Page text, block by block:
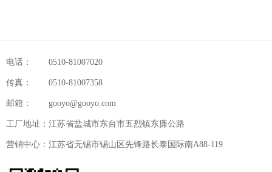
电话： 0510-81007020
传真： 0510-81007358
邮箱： gooyo@gooyo.com
工厂地址： 江苏省盐城市东台市五烈镇东廉公路
营销中心： 江苏省无锡市锡山区先锋路长泰国际南A88-119